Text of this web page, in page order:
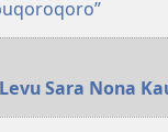
Sara Nona